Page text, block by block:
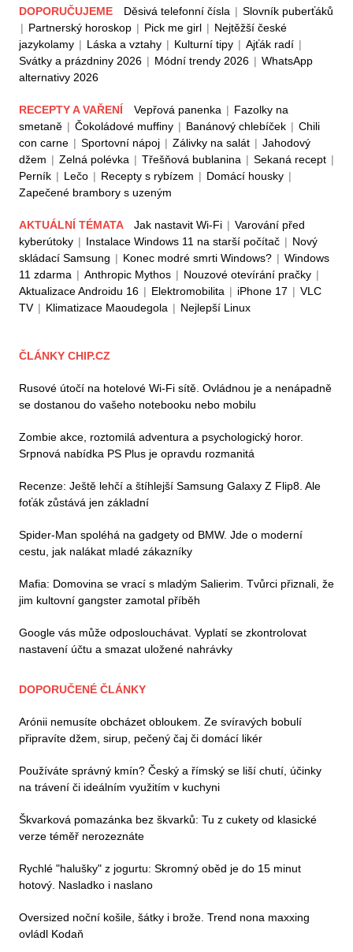
DOPORUČUJEME Děsivá telefonní čísla | Slovník puberťáků
| Partnerský horoskop | Pick me girl | Nejtěžší české
jazykolamy | Láska a vztahy | Kulturní tipy | Ajťák radí |
Svátky a prázdniny 2026 | Módní trendy 2026 | WhatsApp
alternativy 2026
RECEPTY A VAŘENÍ Vepřová panenka | Fazolky na
smetaně | Čokoládové muffiny | Banánový chlebíček | Chili
con carne | Sportovní nápoj | Zálivky na salát | Jahodový
džem | Zelná polévka | Třešňová bublanina | Sekaná recept |
Perník | Lečo | Recepty s rybízem | Domácí housky |
Zapečené brambory s uzeným
AKTUÁLNÍ TÉMATA Jak nastavit Wi-Fi | Varování před
kyberútoky | Instalace Windows 11 na starší počítač | Nový
skládací Samsung | Konec modré smrti Windows? | Windows
11 zdarma | Anthropic Mythos | Nouzové otevírání pračky |
Aktualizace Androidu 16 | Elektromobilita | iPhone 17 | VLC
TV | Klimatizace Maoudegola | Nejlepší Linux
ČLÁNKY CHIP.CZ
Rusové útočí na hotelové Wi-Fi sítě. Ovládnou je a nenápadně
se dostanou do vašeho notebooku nebo mobilu
Zombie akce, roztomilá adventura a psychologický horor.
Srpnová nabídka PS Plus je opravdu rozmanitá
Recenze: Ještě lehčí a štíhlejší Samsung Galaxy Z Flip8. Ale
foťák zůstává jen základní
Spider-Man spoléhá na gadgety od BMW. Jde o moderní
cestu, jak nalákat mladé zákazníky
Mafia: Domovina se vrací s mladým Salierim. Tvůrci přiznali, že
jim kultovní gangster zamotal příběh
Google vás může odposlouchávat. Vyplatí se zkontrolovat
nastavení účtu a smazat uložené nahrávky
DOPORUČENÉ ČLÁNKY
Arónii nemusíte obcházet obloukem. Ze svíravých bobulí
připravíte džem, sirup, pečený čaj či domácí likér
Používáte správný kmín? Český a římský se liší chutí, účinky
na trávení či ideálním využitím v kuchyni
Škvarková pomazánka bez škvarků: Tu z cukety od klasické
verze téměř nerozeznáte
Rychlé "halušky" z jogurtu: Skromný oběd je do 15 minut
hotový. Nasladko i naslano
Oversized noční košile, šátky i brože. Trend nona maxxing
ovládl Kodaň